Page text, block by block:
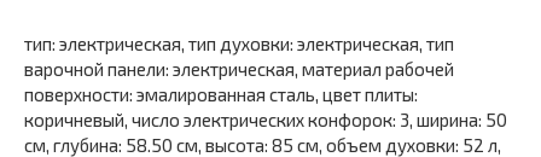
тип: электрическая, тип духовки: электрическая, тип
варочной панели: электрическая, материал рабочей
поверхности: эмалированная сталь, цвет плиты:
коричневый, число электрических конфорок: 3, ширина: 50
см, глубина: 58.50 см, высота: 85 см, объем духовки: 52 л,